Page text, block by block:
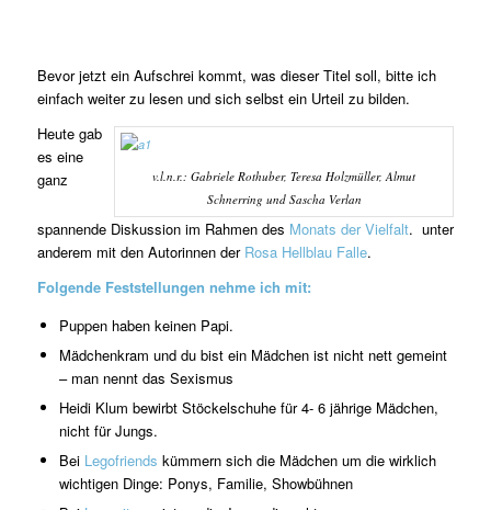
Bevor jetzt ein Aufschrei kommt, was dieser Titel soll, bitte ich
einfach weiter zu lesen und sich selbst ein Urteil zu bilden.
v.l.n.r.: Gabriele Rothuber, Teresa Holzmüller, Almut
Schnerring und Sascha Verlan
Heute gab
es eine
ganz
spannende Diskussion im Rahmen des Monats der Vielfalt. unter
anderem mit den Autorinnen der Rosa Hellblau Falle.
Folgende Feststellungen nehme ich mit:
Puppen haben keinen Papi.
Mädchenkram und du bist ein Mädchen ist nicht nett gemeint
– man nennt das Sexismus
Heidi Klum bewirbt Stöckelschuhe für 4- 6 jährige Mädchen,
nicht für Jungs.
Bei Legofriends kümmern sich die Mädchen um die wirklich
wichtigen Dinge: Ponys, Familie, Showbühnen